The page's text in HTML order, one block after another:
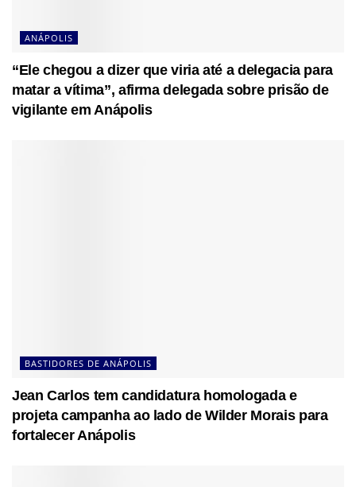
ANÁPOLIS
“Ele chegou a dizer que viria até a delegacia para
matar a vítima”, afirma delegada sobre prisão de
vigilante em Anápolis
BASTIDORES DE ANÁPOLIS
Jean Carlos tem candidatura homologada e
projeta campanha ao lado de Wilder Morais para
fortalecer Anápolis